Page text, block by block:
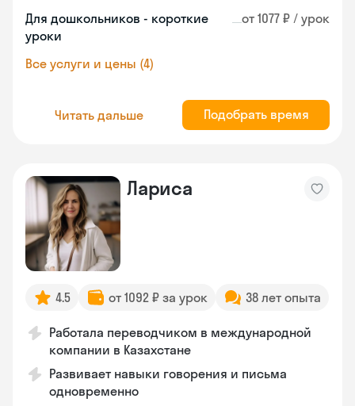
Для дошкольников - короткие
уроки
от 1077 ₽ / урок
Все услуги и цены (4)
Читать дальше Подобрать время
Лариса
4.5 от 1092 ₽ за урок 38 лет опыта
Работала переводчиком в международной
компании в Казахстане
Развивает навыки говорения и письма
одновременно